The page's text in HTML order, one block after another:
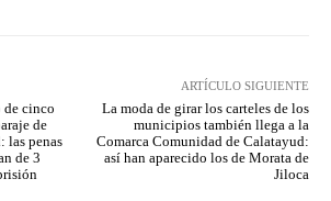
de cinco
de
las penas
de 3
ARTÍCULO SIGUIENTE
La moda de girar los carteles de los
municipios también llega a la
Comarca Comunidad de Calatayud:
así han aparecido los de Morata de
Jiloca